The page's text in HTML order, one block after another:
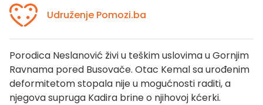
Udruženje Pomozi.ba
Porodica Neslanović živi u teškim uslovima u Gornjim
Ravnama pored Busovače. Otac Kemal sa urođenim
deformitetom stopala nije u mogućnosti raditi, a
njegova supruga Kadira brine o njihovoj kćerki.